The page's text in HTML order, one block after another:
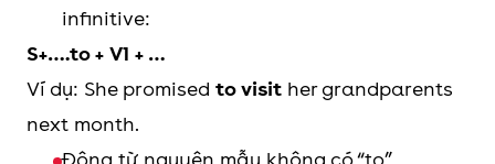
infinitive:
S+….to + V1 + …
Ví dụ: She promised to visit her grandparents
next month.